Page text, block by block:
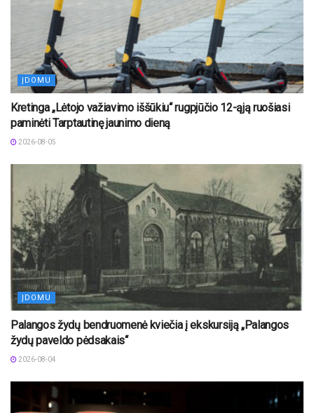
ĮDOMU
Kretinga „Lėtojo važiavimo iššūkiu“ rugpjūčio 12-ąją ruošiasi
paminėti Tarptautinę jaunimo dieną
2026-08-05
ĮDOMU
Palangos žydų bendruomenė kviečia į ekskursiją „Palangos
žydų paveldo pėdsakais“
2026-08-04